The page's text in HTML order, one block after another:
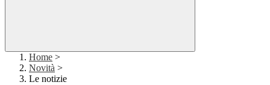
Home >
Novità >
Le notizie